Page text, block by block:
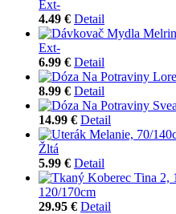
Ext-
4.49 € Detail
Ext-
6.99 € Detail
8.99 € Detail
14.99 € Detail
Žltá
5.99 € Detail
120/170cm
29.95 € Detail